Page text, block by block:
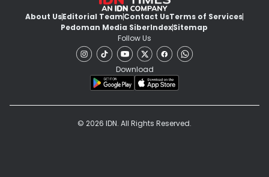
About UsEditorial TeamContact UsTerms of Services
Pedoman Media SiberIndexSitemap
Follow Us
Download
© 2026 IDN. All Rights Reserved.